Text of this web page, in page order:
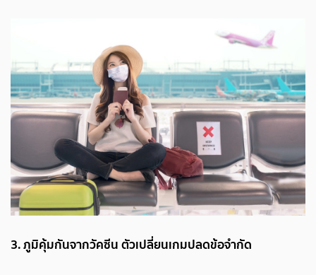
3. ภูมิคุ้มกันจากวัคซีน ตัวเปลี่ยนเกมปลดข้อจำกัด